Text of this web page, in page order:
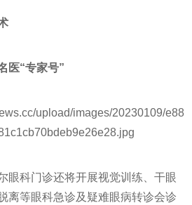
医“专家号”
眼科门诊还将开展视觉训练、干眼
离等眼科急诊及疑难眼病转诊会诊